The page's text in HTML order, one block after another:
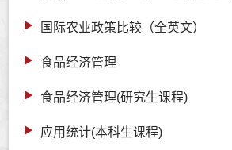
国际农业政策比较（全英文）
食品经济管理
食品经济管理(研究生课程)
应用统计(本科生课程)